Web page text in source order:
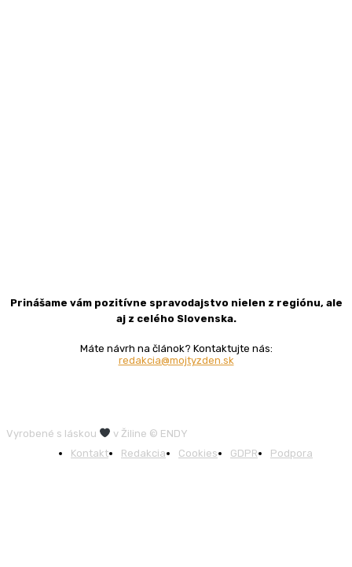
Prinášame vám pozitívne spravodajstvo nielen z regiónu, ale
aj z celého Slovenska.
Máte návrh na článok? Kontaktujte nás:
redakcia@mojtyzden.sk
Vyrobené s láskou
v Žiline © ENDY
Kontakt
Redakcia Cookies GDPR Podpora